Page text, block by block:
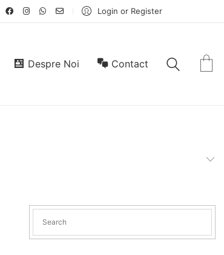
Login or Register
Despre Noi Contact